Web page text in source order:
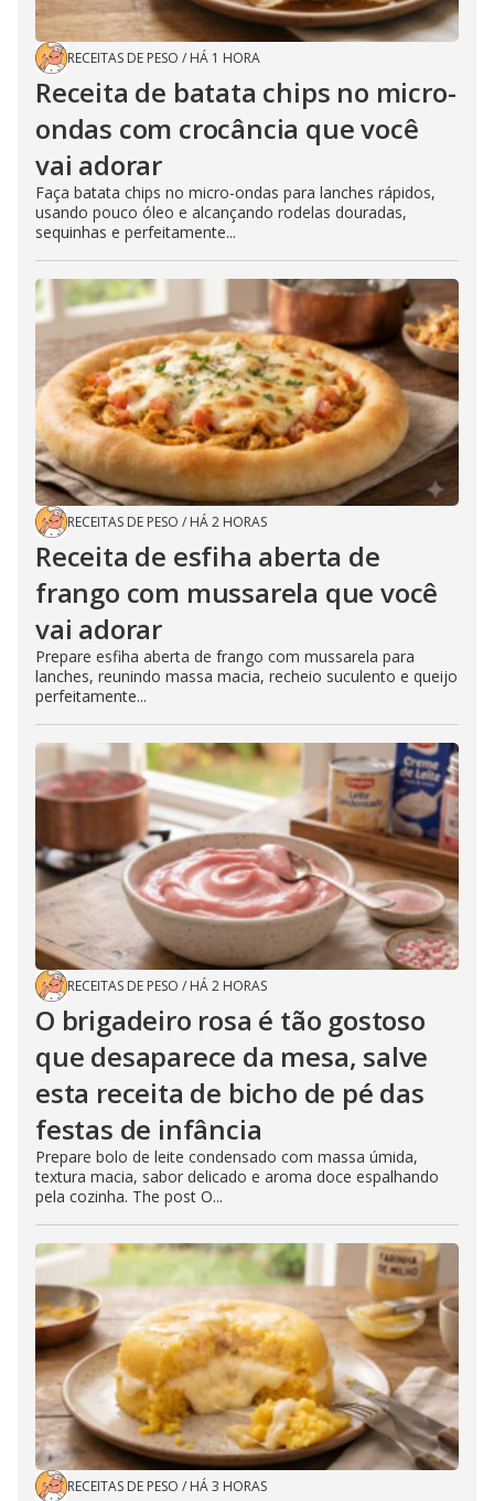
RECEITAS DE PESO / HÁ 1 HORA
Receita de batata chips no micro-
ondas com crocância que você
vai adorar
Faça batata chips no micro-ondas para lanches rápidos,
usando pouco óleo e alcançando rodelas douradas,
sequinhas e perfeitamente...
RECEITAS DE PESO / HÁ 2 HORAS
Receita de esfiha aberta de
frango com mussarela que você
vai adorar
Prepare esfiha aberta de frango com mussarela para
lanches, reunindo massa macia, recheio suculento e queijo
perfeitamente...
RECEITAS DE PESO / HÁ 2 HORAS
O brigadeiro rosa é tão gostoso
que desaparece da mesa, salve
esta receita de bicho de pé das
festas de infância
Prepare bolo de leite condensado com massa úmida,
textura macia, sabor delicado e aroma doce espalhando
pela cozinha. The post O...
RECEITAS DE PESO / HÁ 3 HORAS